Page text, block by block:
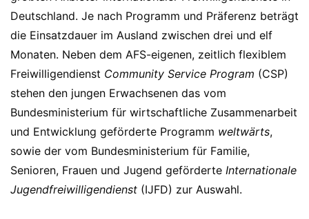
Deutschland. Je nach Programm und Präferenz beträgt
die Einsatzdauer im Ausland zwischen drei und elf
Monaten. Neben dem AFS-eigenen, zeitlich flexiblem
Freiwilligendienst Community Service Program (CSP)
stehen den jungen Erwachsenen das vom
Bundesministerium für wirtschaftliche Zusammenarbeit
und Entwicklung geförderte Programm weltwärts,
sowie der vom Bundesministerium für Familie,
Senioren, Frauen und Jugend geförderte Internationale
Jugendfreiwilligendienst (IJFD) zur Auswahl.